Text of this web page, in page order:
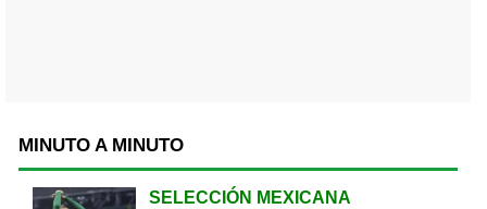
MINUTO A MINUTO
SELECCIÓN MEXICANA